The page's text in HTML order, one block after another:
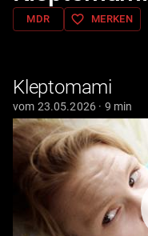
MDR favorite_border MERKEN
Kleptomami
vom 23.05.2026 · 9 min